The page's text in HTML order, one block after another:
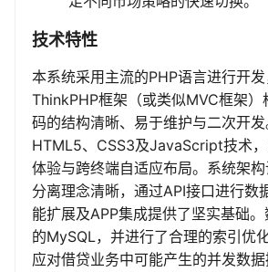
技术特性
本系统采用主流的PHP语言进行开
ThinkPHP框架（或类似MVC框架）
码的结构清晰、易于维护与二次开
HTML5、CSS3及JavaScript技术
体验与跨终端自适应布局。系统架
分离理念清晰，通过API接口进行数
能扩展及APP集成提供了坚实基础
的MySQL，并进行了合理的索引优
应对借贷业务中可能产生的并发数